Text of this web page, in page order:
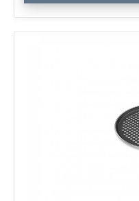
Pizza
Tray
cantidad